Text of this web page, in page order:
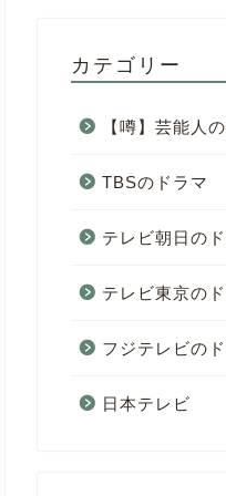
カテゴリー
【噂】芸能人
TBSのドラマ
テレビ朝日の
テレビ東京の
フジテレビの
日本テレビ